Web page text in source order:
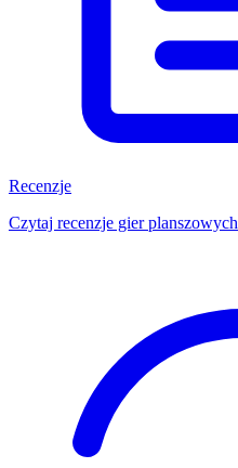
Recenzje
Czytaj recenzje gier planszowych